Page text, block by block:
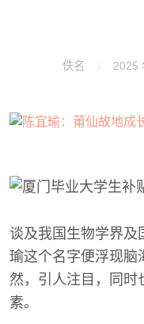
佚名 2025
谈及我国生物学界及
瑜这个名字便浮现脑
然，引人注目，同时
素。